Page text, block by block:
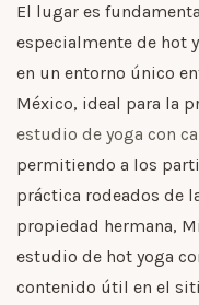
El lugar es
especialmente de hot
en un entorno único
México, ideal para la
estudio de yoga con
permitiendo a los
práctica rodeados de
propiedad hermana,
estudio de hot yoga
contenido útil en el